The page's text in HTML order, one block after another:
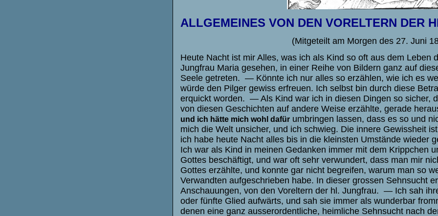
ALLGEMEINES VON DEN VORELTERN DER
(Mitgeteilt am Morgen des 27. Juni
Heute Nacht ist mir Alles, was ich als Kind so oft aus dem Leben
Jungfrau Maria gesehen, in einer Reihe von Bildern ganz auf
Seele getreten. — Könnte ich nur alles so erzählen, wie ich es
würde den Pilger gewiss erfreuen. Ich selbst bin durch diese
erquickt worden. — Als Kind war ich in diesen Dingen so sicher,
von diesen Geschichten auf andere Weise erzählte, gerade
und ich hätte mich wohl dafürumbringen lassen, dass es so und
mich die Welt unsicher, und ich schwieg. Die innere Gewissheit
ich habe heute Nacht alles bis in die kleinsten Umstände wieder
Ich war als Kind in meinen Gedanken immer mit dem Krippchen
Gottes beschäftigt, und war oft sehr verwundert, dass man mir
Gottes erzählte, und konnte gar nicht begreifen, warum man so
Verwandten aufgeschrieben habe. In dieser grossen Sehnsucht
Anschauungen, von den Voreltern der hl. Jungfrau. — Ich sah
oder fünfte Glied aufwärts, und sah sie immer als wunderbar
denen eine ganz ausserordentliche, heimliche Sehnsucht nach